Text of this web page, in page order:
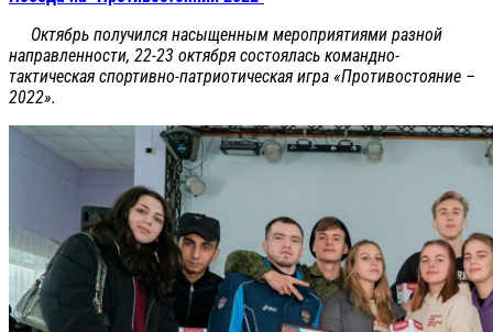
Октябрь получился насыщенным мероприятиями разной
направленности, 22-23 октября состоялась командно-
тактическая спортивно-патриотическая игра «Противостояние –
2022».